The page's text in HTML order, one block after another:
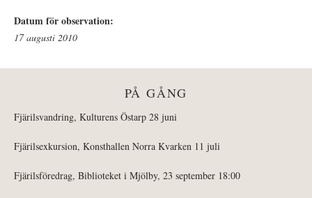
Datum för observation:
17 augusti 2010
PÅ GÅNG
Fjärilsvandring, Kulturens Östarp 28 juni
Fjärilsexkursion, Konsthallen Norra Kvarken 11 juli
Fjärilsföredrag, Biblioteket i Mjölby, 23 september 18:00